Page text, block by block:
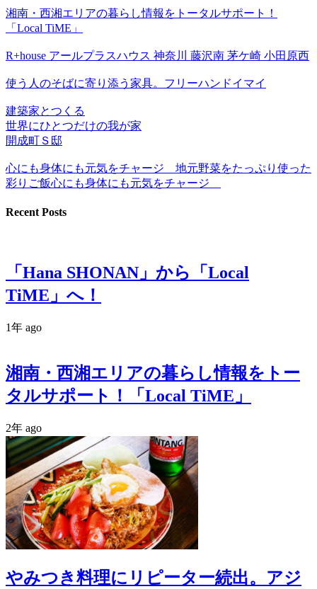
湘南・西湘エリアの暮らし情報をトータルサポート！
「Local TiME」
R+house アールプラスハウス 神奈川 藤沢南 茅ケ崎 小田原西
使う人のそばに寄り添う家具。フリーハンドイマイ
建築家とつくる
世界にひとつだけの我が家
開成町Ｓ邸
心にも身体にも元気をチャージ 地元野菜をたっぷり使った
彩りご飯心にも身体にも元気をチャージ
Recent Posts
「Hana SHONAN」から「Local
TiME」へ！
1年 ago
湘南・西湘エリアの暮らし情報をトー
タルサポート！「Local TiME」
2年 ago
やみつき料理にリピーター続出。アジ